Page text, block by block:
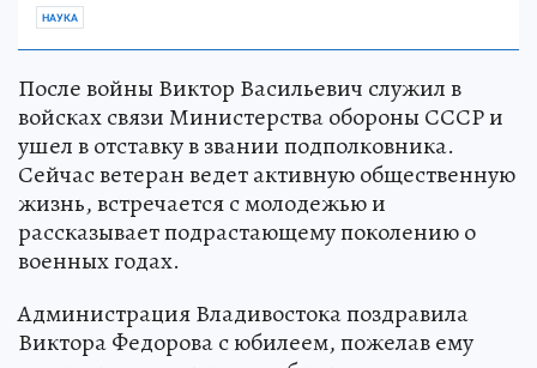
НАУКА
После войны Виктор Васильевич служил в
войсках связи Министерства обороны СССР и
ушел в отставку в звании подполковника.
Сейчас ветеран ведет активную общественную
жизнь, встречается с молодежью и
рассказывает подрастающему поколению о
военных годах.
Администрация Владивостока поздравила
Виктора Федорова с юбилеем, пожелав ему